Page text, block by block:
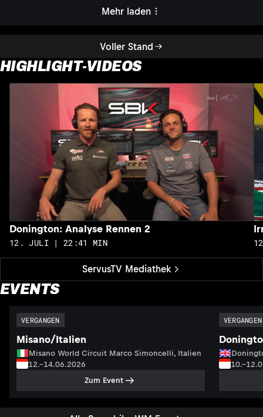
Voller Stand
Mehr laden
HIGHLIGHT-VIDEOS
ServusTV Mediathek
Donington: Analyse Rennen 2
12. JULI | 22:41 MIN
EVENTS
VERGANGEN
Misano/Italien
Misano World Circuit Marco Simoncelli, Italien
12.–14.06.2026
Zum Event
VERGANGEN